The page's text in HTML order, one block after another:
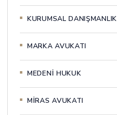
KURUMSAL DANIŞMANLIK
MARKA AVUKATI
MEDENİ HUKUK
MİRAS AVUKATI